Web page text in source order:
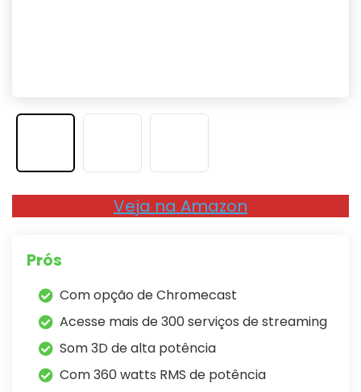
Veja na Amazon
Prós
Com opção de Chromecast
Acesse mais de 300 serviços de streaming
Som 3D de alta potência
Com 360 watts RMS de potência